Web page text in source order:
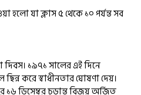
হলো যা ক্লাস ৫ থেকে ১০ পর্যন্ত সব
দিবস। ১৯৭১ সালের এই দিনে
করে স্বাধীনতার ঘোষণা দেয়।
১৬ ডিসেম্বর চূড়ান্ত বিজয় অর্জিত